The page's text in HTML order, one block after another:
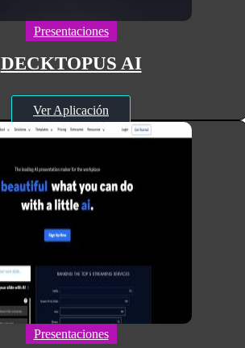
Presentaciones
DECKTOPUS AI
Ver Aplicación
Presentaciones